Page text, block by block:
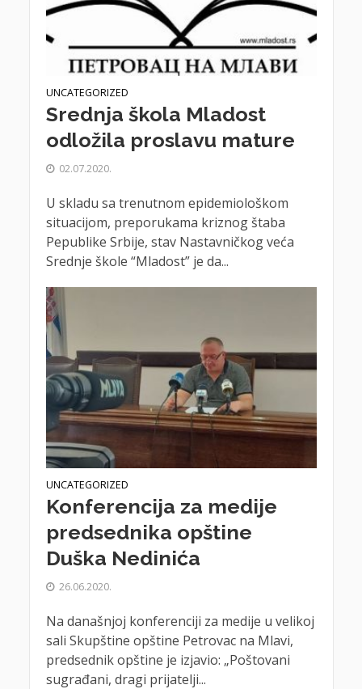
UNCATEGORIZED
Srednja škola Mladost
odložila proslavu mature
02.07.2020.
U skladu sa trenutnom epidemiološkom
situacijom, preporukama kriznog štaba
Pepublike Srbije, stav Nastavničkog veća
Srednje škole “Mladost” je da...
UNCATEGORIZED
Konferencija za medije
predsednika opštine
Duška Nedinića
26.06.2020.
Na današnjoj konferenciji za medije u velikoj
sali Skupštine opštine Petrovac na Mlavi,
predsednik opštine je izjavio: „Poštovani
sugrađani, dragi prijatelji...